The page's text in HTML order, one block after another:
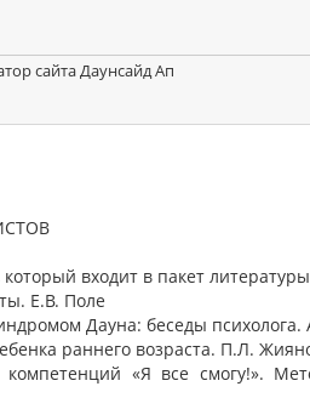
сайта Даунсайд Ап
входит в пакет
Е.В. Поле
Дауна: беседы психолога.
раннего возраста. П.Л.
«Я все смогу!».